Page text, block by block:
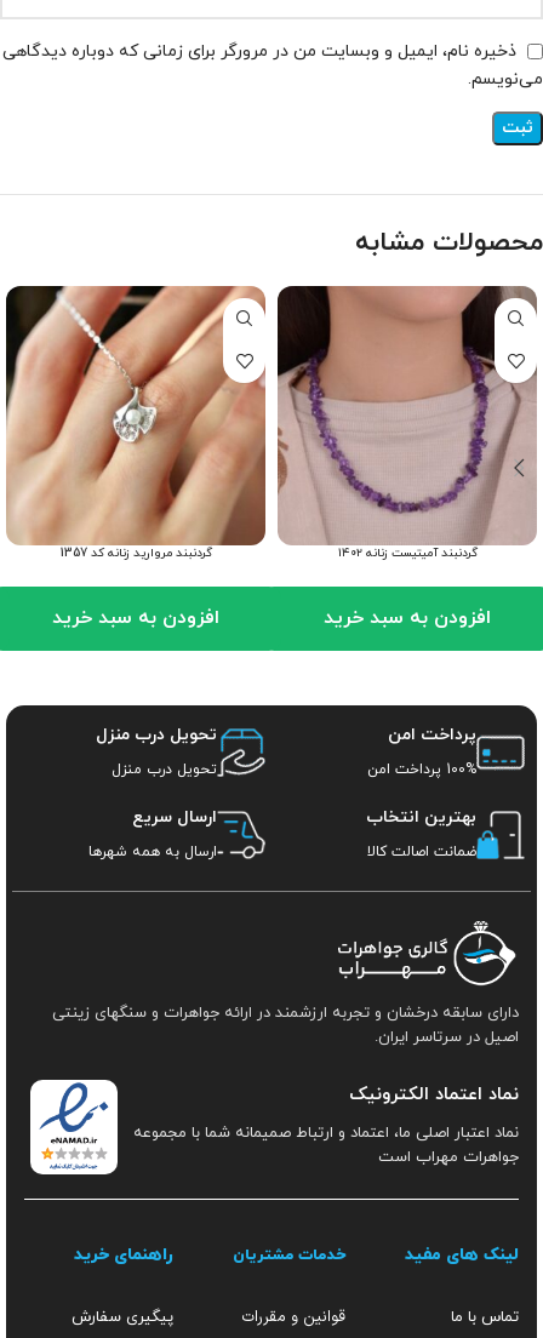
ذخیره نام، ایمیل و وبسایت من در مرورگر برای زمانی که دوباره دیدگاهی
می‌نویسم.
محصولات مشابه
گردنبند آمیتیست زنانه ۱۴۰۲
افزودن به سبد خرید
گردنبند مروارید زنانه کد 1357
افزودن به سبد خرید
پرداخت امن
100% پرداخت امن
تحویل درب منزل
تحویل درب منزل
بهترین انتخاب
ضمانت اصالت کالا
ارسال سریع
ارسال به همه شهرها
دارای سابقه درخشان و تجربه ارزشمند در ارائه جواهرات و سنگهای زینتی
اصیل در سرتاسر ایران.
نماد اعتماد الکترونیک
نماد اعتبار اصلی ما، اعتماد و ارتباط صمیمانه شما با مجموعه
جواهرات مهراب است
لینک های مفید
تماس با ما
خدمات مشتریان
قوانین و مقررات
راهنمای خرید
پیگیری سفارش